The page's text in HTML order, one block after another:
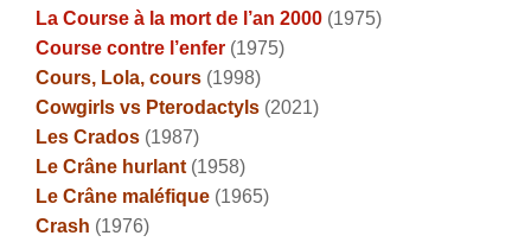
La Course à la mort de l’an 2000 (1975)
Course contre l’enfer (1975)
Cours, Lola, cours (1998)
Cowgirls vs Pterodactyls (2021)
Les Crados (1987)
Le Crâne hurlant (1958)
Le Crâne maléfique (1965)
Crash (1976)